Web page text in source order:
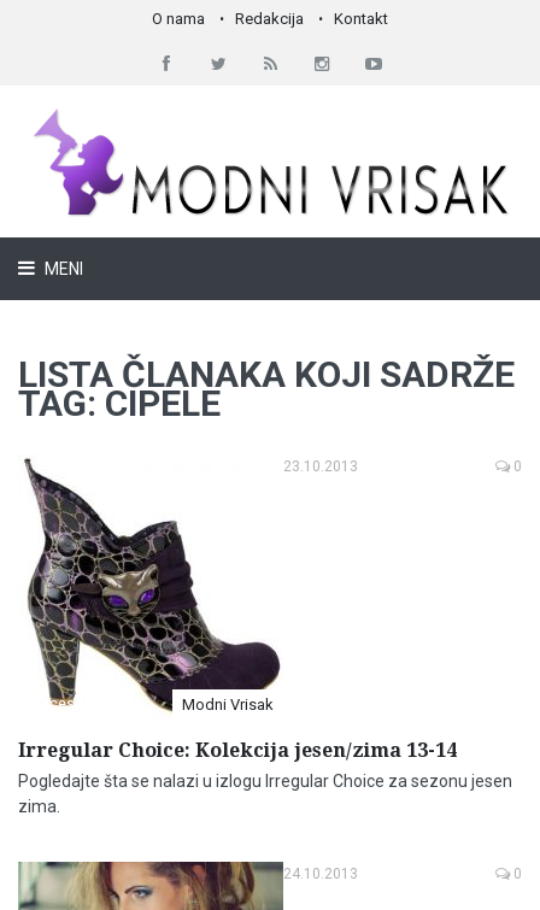
O nama Redakcija Kontakt
MENI
LISTA ČLANAKA KOJI SADRŽE
TAG: CIPELE
Accessories Modni Vrisak
23.10.2013 0
Irregular Choice: Kolekcija jesen/zima 13-14
Pogledajte šta se nalazi u izlogu Irregular Choice za sezonu jesen
zima.
24.10.2013 0